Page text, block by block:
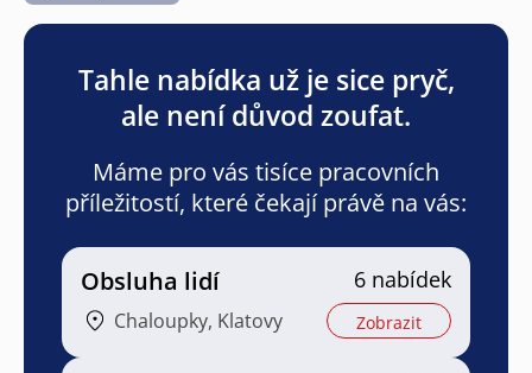
Tahle nabídka už je sice pryč,
ale není důvod zoufat.
Máme pro vás tisíce pracovních
příležitostí, které čekají právě na vás:
Obsluha lidí
Chaloupky, Klatovy
6 nabídek
Zobrazit